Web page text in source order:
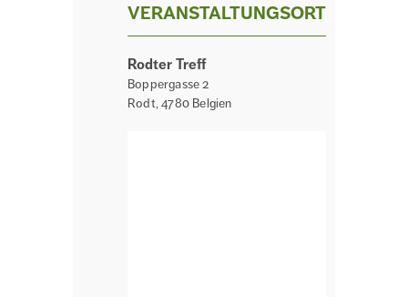
VERANSTALTUNGSORT
Rodter Treff
Boppergasse 2
Rodt, 4780 Belgien